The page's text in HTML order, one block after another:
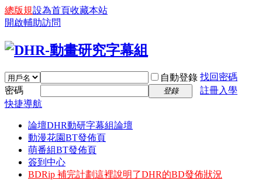
總版規設為首頁收藏本站
開啟輔助訪問
自動登錄 找回密碼
密碼
登錄
註冊入學
快捷導航
論壇DHR動研字幕組論壇
動漫花園BT發佈頁
萌番組BT發佈頁
簽到中心
BDRip 補完計劃這裡說明了DHR的BD發佈狀況